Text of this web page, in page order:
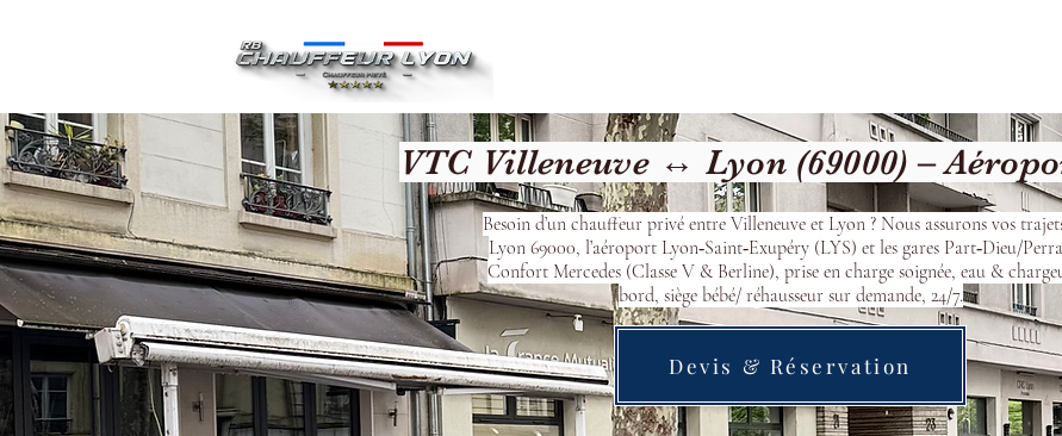
VTC Villeneuve ↔ Lyon (69000) –
Besoin d’un chauffeur privé entre Villeneuve et Lyon ? Nous assurons vos
Lyon 69000, l’aéroport Lyon‑Saint‑Exupéry (LYS) et les gares Part‑Dieu/
Confort Mercedes (Classe V & Berline), prise en charge soignée, eau &
bord, siège bébé/ réhausseur sur demande, 24/7.
Devis & Réservation